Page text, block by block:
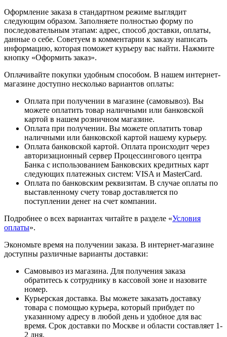
Оформление заказа в стандартном режиме выглядит
следующим образом. Заполняете полностью форму по
последовательным этапам: адрес, способ доставки, оплаты,
данные о себе. Советуем в комментарии к заказу написать
информацию, которая поможет курьеру вас найти. Нажмите
кнопку «Оформить заказ».
Оплачивайте покупки удобным способом. В нашем интернет-
магазине доступно несколько вариантов оплаты:
Оплата при получении в магазине (самовывоз). Вы
можете оплатить товар наличными или банковской
картой в нашем розничном магазине.
Оплата при получении. Вы можете оплатить товар
наличными или банковской картой нашему курьеру.
Оплата банковской картой. Оплата происходит через
авторизационный сервер Процессингового центра
Банка с использованием Банковских кредитных карт
следующих платежных систем: VISA и MasterCard.
Оплата по банковским реквизитам. В случае оплаты по
выставленному счету товар доставляется по
поступлении денег на счет компании.
Подробнее о всех вариантах читайте в разделе «Условия
оплаты».
Экономьте время на получении заказа. В интернет-магазине
доступны различные варианты доставки:
Самовывоз из магазина. Для получения заказа
обратитесь к сотруднику в кассовой зоне и назовите
номер.
Курьерская доставка. Вы можете заказать доставку
товара с помощью курьера, который прибудет по
указанному адресу в любой день и удобное для вас
время. Срок доставки по Москве и области составляет 1-
2 дня.